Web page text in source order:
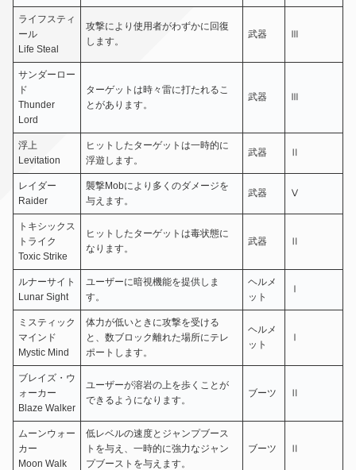
ライフスティ
ール
Life Steal
攻撃により使用者がわずかに回復
します。
武器 Ⅲ
サンダーロー
ド
Thunder
Lord
ターゲットは時々雷に打たれるこ
とがあります。
武器 Ⅲ
浮上
Levitation
ヒットしたターゲットは一時的に
浮遊します。
武器 Ⅱ
レイダー
Raider
襲撃Mobにより多くのダメージを
与えます。
武器 Ⅴ
トキシックス
トライク
Toxic Strike
ヒットしたターゲットは毒状態に
なります。
武器 Ⅱ
ルナーサイト
Lunar Sight
ユーザーに暗視機能を提供しま
す。
ヘルメ
ット
Ⅰ
ミスティック
マインド
Mystic Mind
体力が低いときに攻撃を受ける
と、数ブロック離れた場所にテレ
ポートします。
ヘルメ
ット
Ⅰ
ブレイズ・ウ
ォーカー
Blaze Walker
ユーザーが溶岩の上を歩くことが
できるようになります。
ブーツ Ⅱ
ムーンウォー
カー
Moon Walk
低レベルの速度とジャンプブース
トを与え、一時的に強力なジャン
プブーストを与えます。
ブーツ Ⅱ